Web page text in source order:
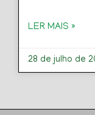
LER MAIS »
28 de julho de